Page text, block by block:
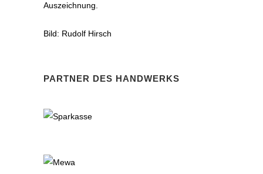
Auszeichnung.
Bild: Rudolf Hirsch
PARTNER DES HANDWERKS